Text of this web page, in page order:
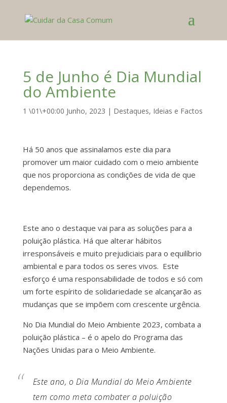
5 de Junho é Dia Mundial
do Ambiente
1 \01\+00:00 Junho, 2023 | Destaques, Ideias e Factos
Há 50 anos que assinalamos este dia para
promover um maior cuidado com o meio ambiente
que nos proporciona as condições de vida de que
dependemos.
Este ano o destaque vai para as soluções para a
poluição plástica. Há que alterar hábitos
irresponsáveis e muito prejudiciais para o equilíbrio
ambiental e para todos os seres vivos. Este
esforço é uma responsabilidade de todos e só com
um forte espírito de solidariedade se alcançarão as
mudanças que se impõem com crescente urgência.
No Dia Mundial do Meio Ambiente 2023, combata a
poluição plástica – é o apelo do Programa das
Nações Unidas para o Meio Ambiente.
Este ano, o Dia Mundial do Meio Ambiente
tem como meta combater a poluição